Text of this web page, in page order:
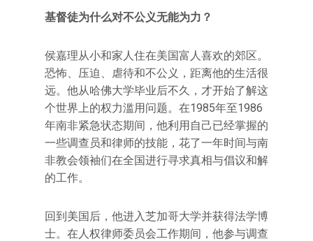
基督徒为什么对不公义无能为力？
侯嘉理从小和家人住在美国富人喜欢的郊区。
恐怖、压迫、虐待和不公义，距离他的生活很
远。他从哈佛大学毕业后不久，才开始了解这
个世界上的权力滥用问题。在1985年至1986
年南非紧急状态期间，他利用自己已经掌握的
一些调查员和律师的技能，花了一年时间与南
非教会领袖们在全国进行寻求真相与倡议和解
的工作。
回到美国后，他进入芝加哥大学并获得法学博
士。在人权律师委员会工作期间，他参与调查